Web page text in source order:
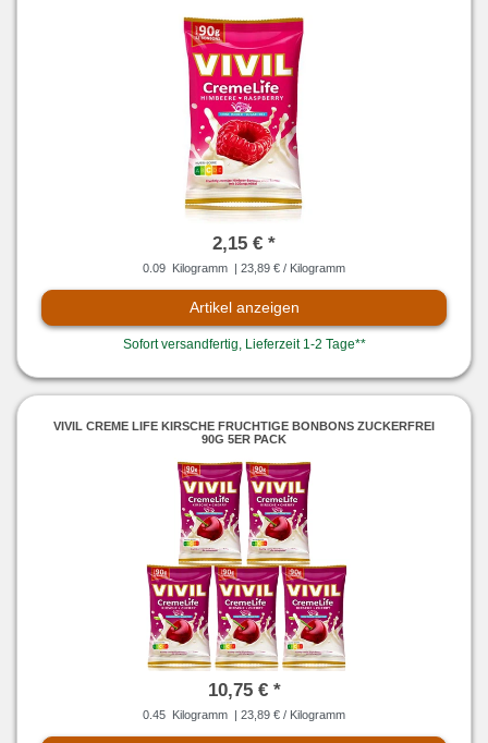
2,15 € *
0.09 Kilogramm | 23,89 € / Kilogramm
Artikel anzeigen
Sofort versandfertig, Lieferzeit 1-2 Tage**
VIVIL CREME LIFE KIRSCHE FRUCHTIGE BONBONS ZUCKERFREI
90G 5ER PACK
10,75 € *
0.45 Kilogramm | 23,89 € / Kilogramm